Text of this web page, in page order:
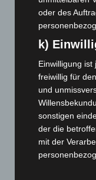
Juli 2026(73)
Juni 2026(139)
Mai 2026(99)
April 2026(99)
März 2026(115)
Februar 2026(109)
Januar 2026(122)
Dezember 2025
November 2025
oder des
k)
Einwilligung
freiwillig für
und
sonstigen
der die
mit der